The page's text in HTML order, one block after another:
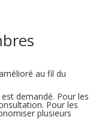
au fil du
demandé. Pour les
Pour les
plusieurs